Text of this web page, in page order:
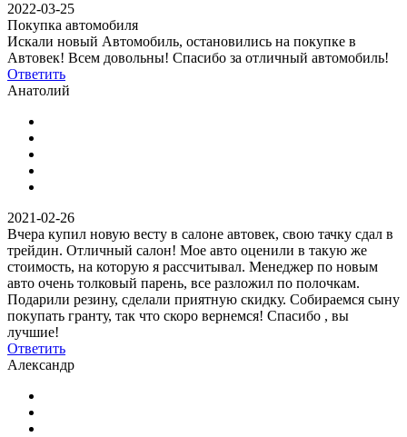
2022-03-25
Покупка автомобиля
Искали новый Автомобиль, остановились на покупке в
Автовек! Всем довольны! Спасибо за отличный автомобиль!
Ответить
Анатолий
2021-02-26
Вчера купил новую весту в салоне автовек, свою тачку сдал в
трейдин. Отличный салон! Мое авто оценили в такую же
стоимость, на которую я рассчитывал. Менеджер по новым
авто очень толковый парень, все разложил по полочкам.
Подарили резину, сделали приятную скидку. Собираемся сыну
покупать гранту, так что скоро вернемся! Спасибо , вы
лучшие!
Ответить
Александр